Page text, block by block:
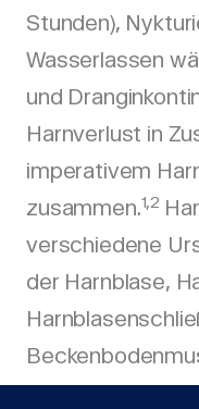
Stunden),
Wasserlassen
und
Harnverlust in
imperativem
zusammen.1,2
verschiedene
der Harnblase,
diese Organe